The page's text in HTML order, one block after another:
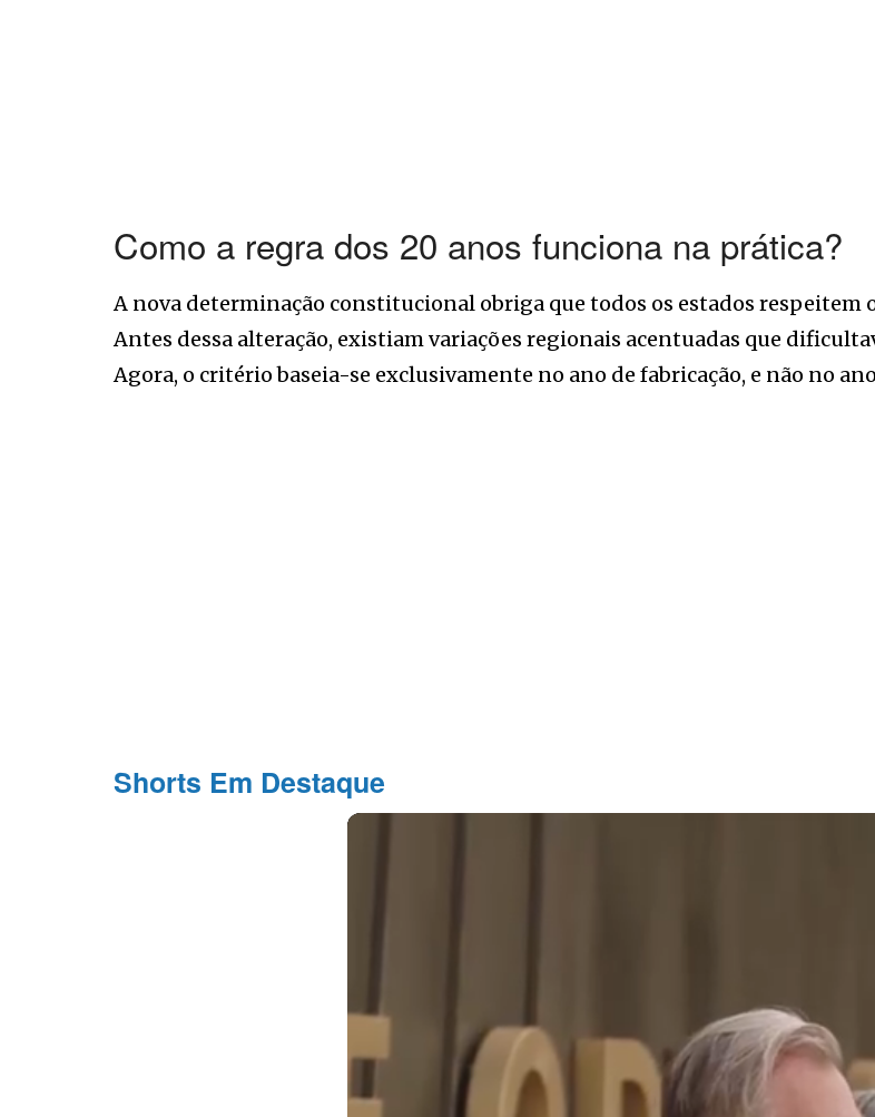
Como a regra dos 20 anos funciona na prática?
A nova determinação constitucional obriga que todos os estados respeitem
Antes dessa alteração, existiam variações regionais acentuadas que
Agora, o critério baseia-se exclusivamente no ano de fabricação, e não no
Shorts Em Destaque